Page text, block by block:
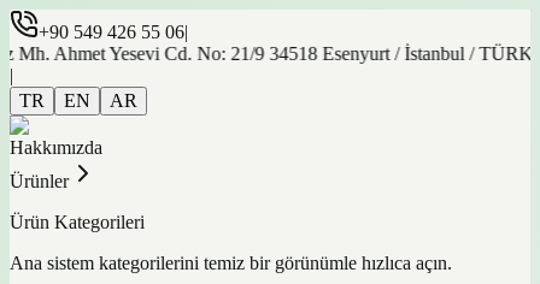
+90 549 426 55 06|
Ahmet Yesevi Cd. No: 21/9 34518 Esenyurt / İstanbul /
|
TR
EN AR
Hakkımızda
Ürünler
Ürün Kategorileri
Ana sistem kategorilerini temiz bir görünümle hızlıca açın.